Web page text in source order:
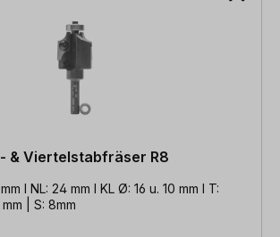
& Viertelstabfräser R8
l NL: 24 mm l KL Ø: 16 u. 10 mm l T:
| S: 8mm